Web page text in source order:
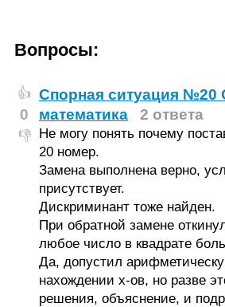
Вопросы:
👍
0
👎
Спорная ситуация №20
математика
2 ответа
Не могу понять почему
20 номер.
Замена выполнена верно,
присутствует.
Дискриминант тоже найден.
При обратной замене
любое число в квадрате
Да, допустил
нахождении х-ов, но разве
решения, объяснение, и